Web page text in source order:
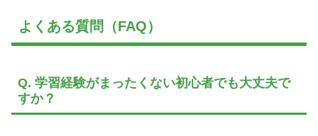
よくある質問（FAQ）
Q. 学習経験がまったくない初心者でも大丈夫で
すか？